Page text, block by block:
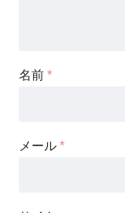
名前 *
メール *